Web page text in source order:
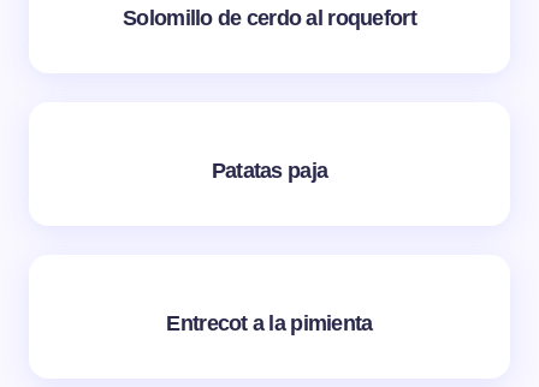
Solomillo de cerdo al roquefort
Patatas paja
Entrecot a la pimienta